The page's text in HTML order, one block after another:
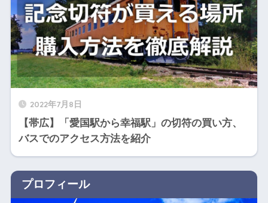
2022年7月8日
【帯広】「愛国駅から幸福駅」の切符の買い方、
バスでのアクセス方法を紹介
プロフィール